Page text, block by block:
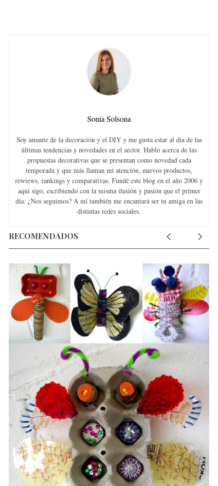
Sonia Solsona
Soy amante de la decoración y el DIY y me gusta estar al día de las
últimas tendencias y novedades en el sector. Hablo acerca de las
propuestas decorativas que se presentan como novedad cada
temporada y que más llaman mi atención, nuevos productos,
rewiews, rankings y comparativas. Fundé este blog en el año 2006 y
aquí sigo, escribiendo con la misma ilusión y pasión que el primer
día. ¿Nos seguimos? A mí también me encantará ser tu amiga en las
distintas redes sociales.
RECOMENDADOS